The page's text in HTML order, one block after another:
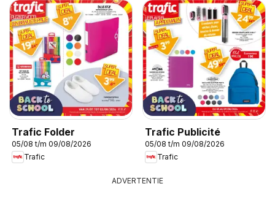
Trafic Folder
05/08 t/m 09/08/2026
Trafic
Trafic Publicité
05/08 t/m 09/08/2026
Trafic
ADVERTENTIE